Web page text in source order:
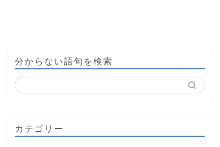
分からない語句を検索
カテゴリー